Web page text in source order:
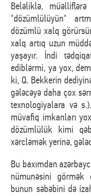
Beləliklə,
"dözümlülüyün"
dözümlü xalq
xalq artıq uzun
yaşayır. İndi
ediblərmi, ya yox,
ki, Q. Bekkerin
gələcəyə daha çox
texnologiyalara və
müvafiq imkanları
dözümlülük kimi
xərcləmək yerinə,
Bu baxımdan
nümunəsini görmək
bunun səbəbini də